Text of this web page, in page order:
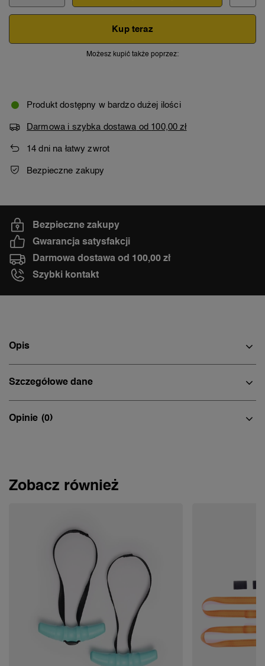
Kup teraz
Możesz kupić także poprzez:
Produkt dostępny w bardzo dużej ilości
Darmowa i szybka dostawa od 100,00 zł
14 dni na łatwy zwrot
Bezpieczne zakupy
Bezpieczne zakupy
Gwarancja satysfakcji
Darmowa dostawa od 100,00 zł
Szybki kontakt
Opis
Szczegółowe dane
Opinie (0)
Zobacz również